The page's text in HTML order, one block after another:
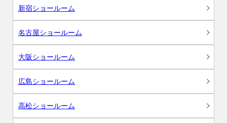
新宿ショールーム
名古屋ショールーム
大阪ショールーム
広島ショールーム
高松ショールーム